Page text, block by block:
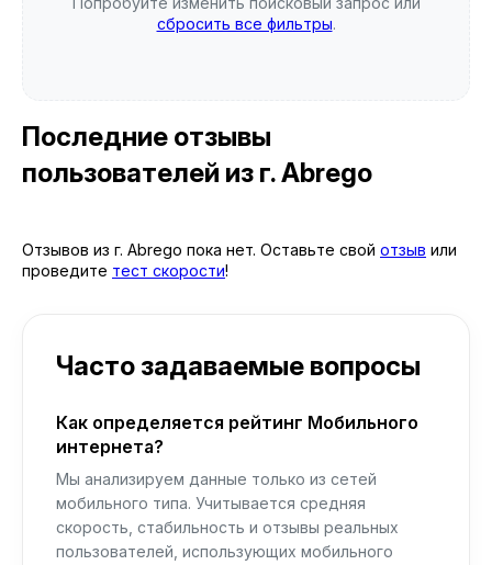
сбросить все фильтры.
Последние отзывы
пользователей из г. Abrego
Отзывов из г. Abrego пока нет. Оставьте свой отзыв или
проведите тест скорости!
Часто задаваемые вопросы
Как определяется рейтинг Мобильного
интернета?
Мы анализируем данные только из сетей
мобильного типа. Учитывается средняя
скорость, стабильность и отзывы реальных
пользователей, использующих мобильного